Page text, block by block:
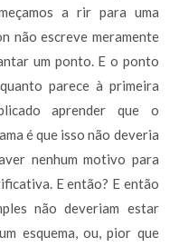
a rir para uma
não escreve meramente
um ponto. E o ponto
parece à primeira
aprender que o
é que isso não deveria
nenhum motivo para
E então? E então
não deveriam estar
esquema, ou, pior que